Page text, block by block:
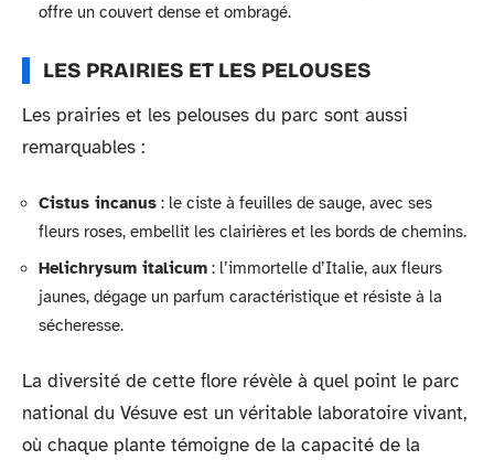
offre un couvert dense et ombragé.
LES PRAIRIES ET LES PELOUSES
Les prairies et les pelouses du parc sont aussi
remarquables :
Cistus incanus : le ciste à feuilles de sauge, avec ses
fleurs roses, embellit les clairières et les bords de chemins.
Helichrysum italicum : l’immortelle d’Italie, aux fleurs
jaunes, dégage un parfum caractéristique et résiste à la
sécheresse.
La diversité de cette flore révèle à quel point le parc
national du Vésuve est un véritable laboratoire vivant,
où chaque plante témoigne de la capacité de la